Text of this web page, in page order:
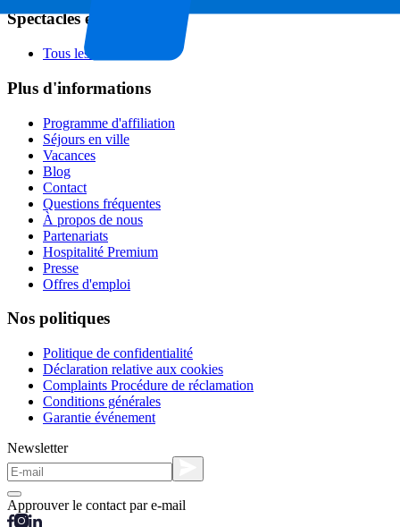
Spectacles et festivals
Tous les concerts
Plus d'informations
Programme d'affiliation
Séjours en ville
Vacances
Blog
Contact
Questions fréquentes
À propos de nous
Partenariats
Hospitalité Premium
Presse
Offres d'emploi
Nos politiques
Politique de confidentialité
Déclaration relative aux cookies
Complaints Procédure de réclamation
Conditions générales
Garantie événement
Newsletter
Approuver le contact par e-mail